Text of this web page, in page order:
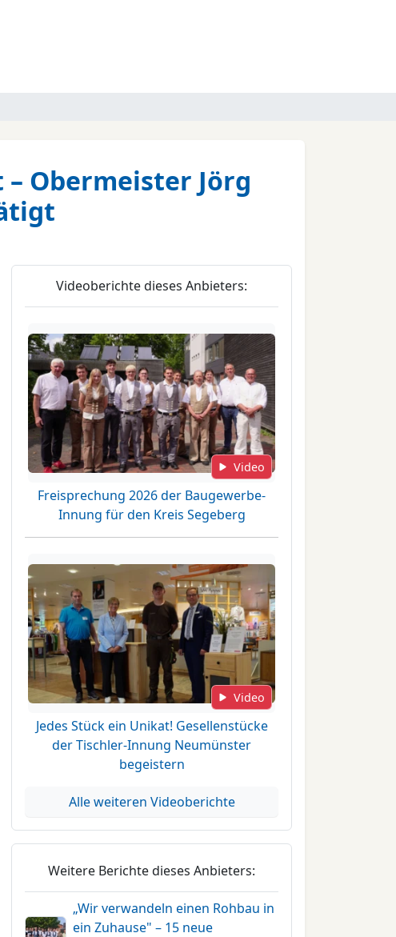
Obermeister Jörg
Videoberichte dieses Anbieters:
Video
Freisprechung 2026 der Baugewerbe-
Innung für den Kreis Segeberg
Video
Jedes Stück ein Unikat! Gesellenstücke
der Tischler-Innung Neumünster
begeistern
Alle weiteren Videoberichte
Weitere Berichte dieses Anbieters:
„Wir verwandeln einen Rohbau in
ein Zuhause" – 15 neue